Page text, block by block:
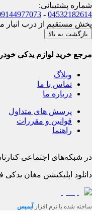
شماره پشتیبانی:
04532182614
-
پخش مستقیم از درب انبار
بازگشت به بالا
مرجع خرید لوازم یدکی
وبلاگ
تماس با ما
درباره ما
پرسش های متداول
قوانین و مقررات
راهنما
در شبکه‌های اجتماعی
دانلود اپلیکیشن مغان یدکی
ساخته شده با نرم افزار آیمیس